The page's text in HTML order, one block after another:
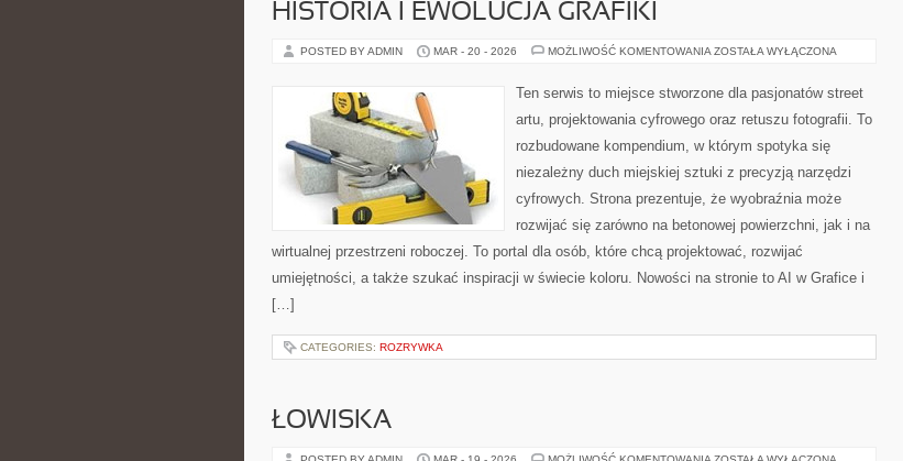
HISTORIA I EWOLUCJA GRAFIKI
POSTED BY ADMIN MAR - 20 - 2026 MOŻLIWOŚĆ KOMENTOWANIA HISTORIA
GRAFIKI
ZOSTAŁA WYŁĄCZONA
Ten serwis to miejsce stworzone dla pasjonatów street
artu, projektowania cyfrowego oraz retuszu fotografii. To
rozbudowane kompendium, w którym spotyka się
niezależny duch miejskiej sztuki z precyzją narzędzi
cyfrowych. Strona prezentuje, że wyobraźnia może
rozwijać się zarówno na betonowej powierzchni, jak i na
wirtualnej przestrzeni roboczej. To portal dla osób, które chcą projektować, rozwijać
umiejętności, a także szukać inspiracji w świecie koloru. Nowości na stronie to AI w Grafice i
[…]
CATEGORIES: ROZRYWKA
ŁOWISKA
ŁOWISKA